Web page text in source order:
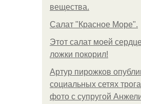
вещества.
Салат "Красное Море".
Этот салат моей
ложки покорил!
Артур пирожков
социальных сетях
фото с супругой